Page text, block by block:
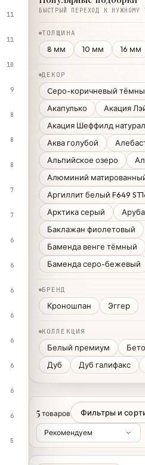
11
11
10
9
8
8
8
7
7
6
6
6
6
6
6
6
6
5
БЫСТРЫЙ ПЕРЕХОД К НУЖНОМУ
ТОЛЩИНА
8 мм 10 мм 16 мм
ДЕКОР
Cеро-коричневый
Акапулько
Акация
Акация Шеффилд
Аква голубой
Альпийское озеро
Алюминий
Аргиллит белый F649
Арктика серый
Баклажан фиолетовый
Баменда венге тёмный
Баменда серо-бежевый
БРЕНД
Кроношпан Эггер
КОЛЛЕКЦИЯ
Белый премиум
Дуб
Дуб галифакс
5 товаров Фильтры и